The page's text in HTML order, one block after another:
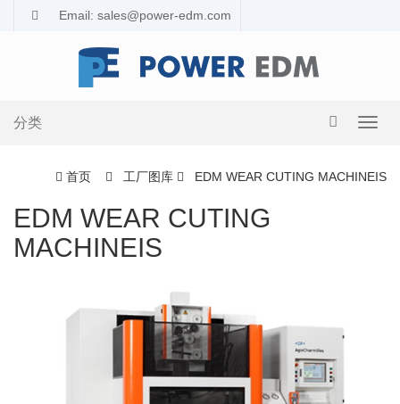
Email: sales@power-edm.com
导
换
分类
首页 工厂图库 EDM WEAR CUTING MACHINEIS
EDM WEAR CUTING
MACHINEIS